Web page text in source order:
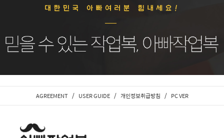
AGREEMENT / USER GUIDE / 개인정보취급방침 / PC VER